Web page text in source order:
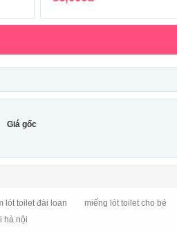
Giá gốc
lót toilet đài loan
miếng lót toilet cho bé
hà nội